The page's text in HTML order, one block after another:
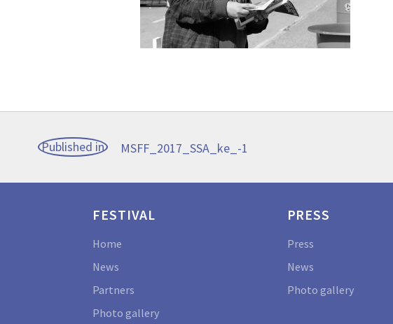
Post
navigation
Published in MSFF_2017_SSA_ke_-1
FESTIVAL
Home
News
Partners
Photo gallery
PRESS
Press
News
Photo gallery